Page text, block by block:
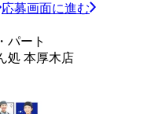
応募画面に進む
パート
処 本厚木店